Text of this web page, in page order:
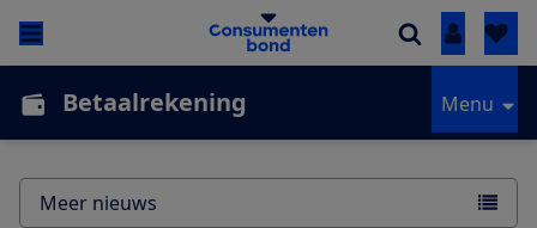
Inloggen
Betaalrekening Menu
Meer nieuws